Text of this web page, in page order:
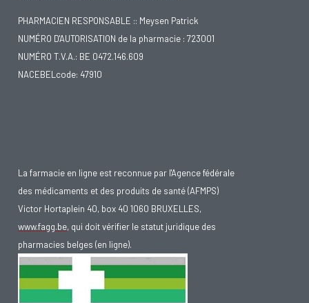
PHARMACIEN RESPONSABLE :: Meysen Patrick
NUMÉRO D'AUTORISATION de la pharmacie : 723001
NUMÉRO T.V.A.: BE 0472.146.609
NACEBELcode: 47910
La farmacie en ligne est reconnue par l'Agence fédérale
des médicaments et des produits de santé (AFMPS)
Victor Hortaplein 40, box 40 1060 BRUXELLES,
www.fagg.be, qui doit vérifier le statut juridique des
pharmacies belges (en ligne).